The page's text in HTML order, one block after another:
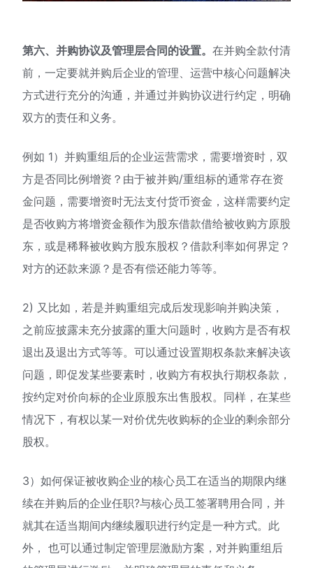
第六、并购协议及管理层合同的设置。 在并购全款付清
前，一定要就并购后企业的管理、运营中核心问题解决
方式进行充分的沟通，并通过并购协议进行约定，明确
双方的责任和义务。
例如 1）并购重组后的企业运营需求，需要增资时，双
方是否同比例增资？由于被并购/重组标的通常存在资
金问题，需要增资时无法支付货币资金，这样需要约定
是否收购方将增资金额作为股东借款借给被收购方原股
东，或是稀释被收购方股东股权？借款利率如何界定？
对方的还款来源？是否有偿还能力等等。
2) 又比如，若是并购重组完成后发现影响并购决策，
之前应披露未充分披露的重大问题时，收购方是否有权
退出及退出方式等等。可以通过设置期权条款来解决该
问题，即促发某些要素时，收购方有权执行期权条款，
按约定对价向标的企业原股东出售股权。同样，在某些
情况下，有权以某一对价优先收购标的企业的剩余部分
股权。
3）如何保证被收购企业的核心员工在适当的期限内继
续在并购后的企业任职?与核心员工签署聘用合同，并
就其在适当期间内继续履职进行约定是一种方式。此
外， 也可以通过制定管理层激励方案，对并购重组后